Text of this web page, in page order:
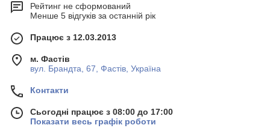
Рейтинг не сформований
Менше 5 відгуків за останній рік
Працює з 12.03.2013
м. Фастів
вул. Брандта, 67, Фастів, Україна
Контакти
Сьогодні працює з 08:00 до 17:00
Показати весь графік роботи